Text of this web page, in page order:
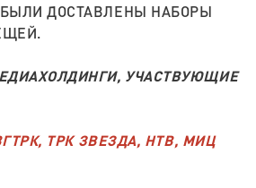
ДОСТАВЛЕНЫ НАБОРЫ
УЧАСТВУЮЩИЕ
, ТРК ЗВЕЗДА, НТВ, МИЦ